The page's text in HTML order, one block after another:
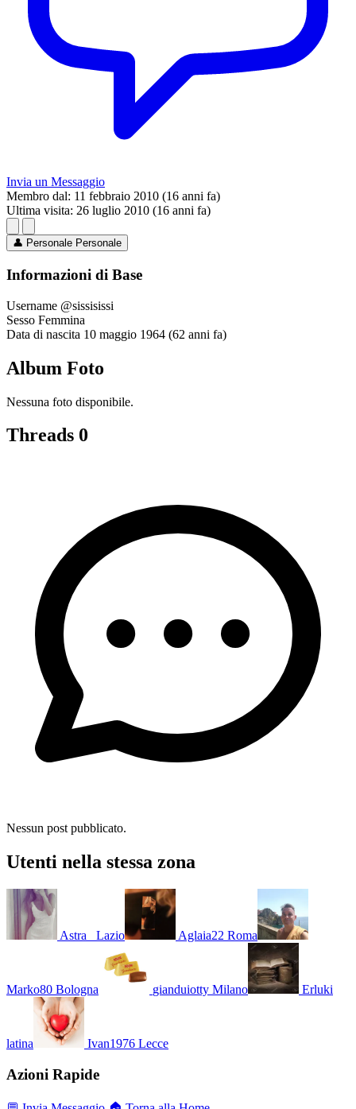
Invia un Messaggio
Membro dal: 11 febbraio 2010 (16 anni fa)
Ultima visita: 26 luglio 2010 (16 anni fa)
👤 Personale Personale
Informazioni di Base
Username @sissisissi
Sesso Femmina
Data di nascita 10 maggio 1964 (62 anni fa)
Album Foto
Nessuna foto disponibile.
Threads 0
Nessun post pubblicato.
Utenti nella stessa zona
Astra_ Lazio Aglaia22 Roma
Marko80 Bologna gianduiotty Milano Erluki
latina Ivan1976 Lecce
Azioni Rapide